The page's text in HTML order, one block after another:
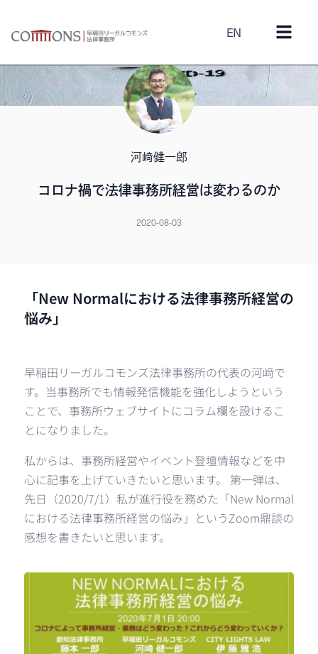
EN
河﨑健一郎
コロナ禍で法律事務所経営は変わるのか
2020-08-03
「New Normalにおける法律事務所経営の
悩み」
早稲田リーガルコモンズ法律事務所の代表の河﨑で
す。当事務所でも情報発信機能を強化しようという
ことで、事務所ウェブサイトにコラム欄を設けるこ
とになりました。
私からは、事務所経営やイベント登壇情報などを中
心に記事を上げていきたいと思います。 第一弾は、
先日（2020/7/1）私が進行役を務めた「New Normal
における法律事務所経営の悩み」というZoom鼎談の
感想を書きたいと思います。